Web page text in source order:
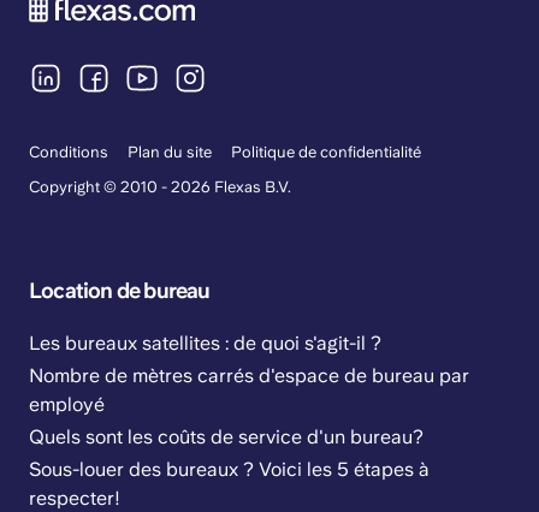
Conditions Plan du site
Politique de confidentialité
Copyright © 2010 - 2026 Flexas B.V.
Location de bureau
Les bureaux satellites : de quoi s'agit-il ?
Nombre de mètres carrés d'espace de bureau par
employé
Quels sont les coûts de service d'un bureau?
Sous-louer des bureaux ? Voici les 5 étapes à
respecter!